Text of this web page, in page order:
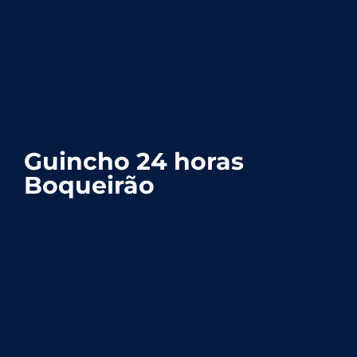
Guincho 24 horas
Boqueirão